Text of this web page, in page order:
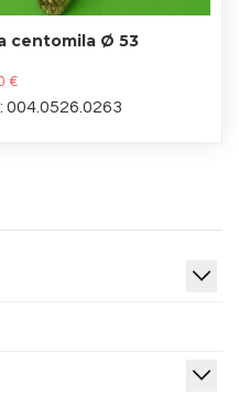
centomila Ø 53
€